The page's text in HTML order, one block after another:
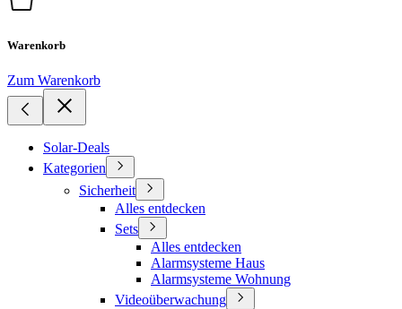
Warenkorb
Zum Warenkorb
Solar-Deals
Kategorien
Sicherheit
Alles entdecken
Sets
Alles entdecken
Alarmsysteme Haus
Alarmsysteme Wohnung
Videoüberwachung